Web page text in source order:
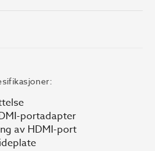
portadapter
av HDMI-port